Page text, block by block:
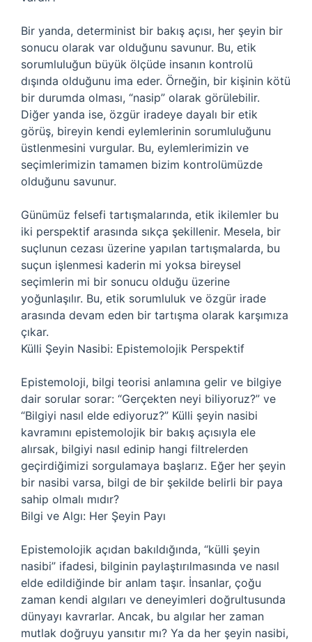
Bir yanda, determinist bir bakış açısı, her şeyin bir
sonucu olarak var olduğunu savunur. Bu, etik
sorumluluğun büyük ölçüde insanın kontrolü
dışında olduğunu ima eder. Örneğin, bir kişinin kötü
bir durumda olması, “nasip” olarak görülebilir.
Diğer yanda ise, özgür iradeye dayalı bir etik
görüş, bireyin kendi eylemlerinin sorumluluğunu
üstlenmesini vurgular. Bu, eylemlerimizin ve
seçimlerimizin tamamen bizim kontrolümüzde
olduğunu savunur.
Günümüz felsefi tartışmalarında, etik ikilemler bu
iki perspektif arasında sıkça şekillenir. Mesela, bir
suçlunun cezası üzerine yapılan tartışmalarda, bu
suçun işlenmesi kaderin mi yoksa bireysel
seçimlerin mi bir sonucu olduğu üzerine
yoğunlaşılır. Bu, etik sorumluluk ve özgür irade
arasında devam eden bir tartışma olarak karşımıza
çıkar.
Külli Şeyin Nasibi: Epistemolojik Perspektif
Epistemoloji, bilgi teorisi anlamına gelir ve bilgiye
dair sorular sorar: “Gerçekten neyi biliyoruz?” ve
“Bilgiyi nasıl elde ediyoruz?” Külli şeyin nasibi
kavramını epistemolojik bir bakış açısıyla ele
alırsak, bilgiyi nasıl edinip hangi filtrelerden
geçirdiğimizi sorgulamaya başlarız. Eğer her şeyin
bir nasibi varsa, bilgi de bir şekilde belirli bir paya
sahip olmalı mıdır?
Bilgi ve Algı: Her Şeyin Payı
Epistemolojik açıdan bakıldığında, “külli şeyin
nasibi” ifadesi, bilginin paylaştırılmasında ve nasıl
elde edildiğinde bir anlam taşır. İnsanlar, çoğu
zaman kendi algıları ve deneyimleri doğrultusunda
dünyayı kavrarlar. Ancak, bu algılar her zaman
mutlak doğruyu yansıtır mı? Ya da her şeyin nasibi,